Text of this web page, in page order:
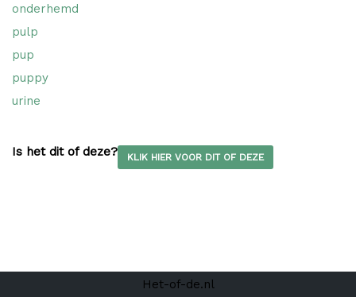
onderhemd
pulp
pup
puppy
urine
Is het dit of deze? KLIK HIER VOOR DIT OF DEZE
Het-of-de.nl